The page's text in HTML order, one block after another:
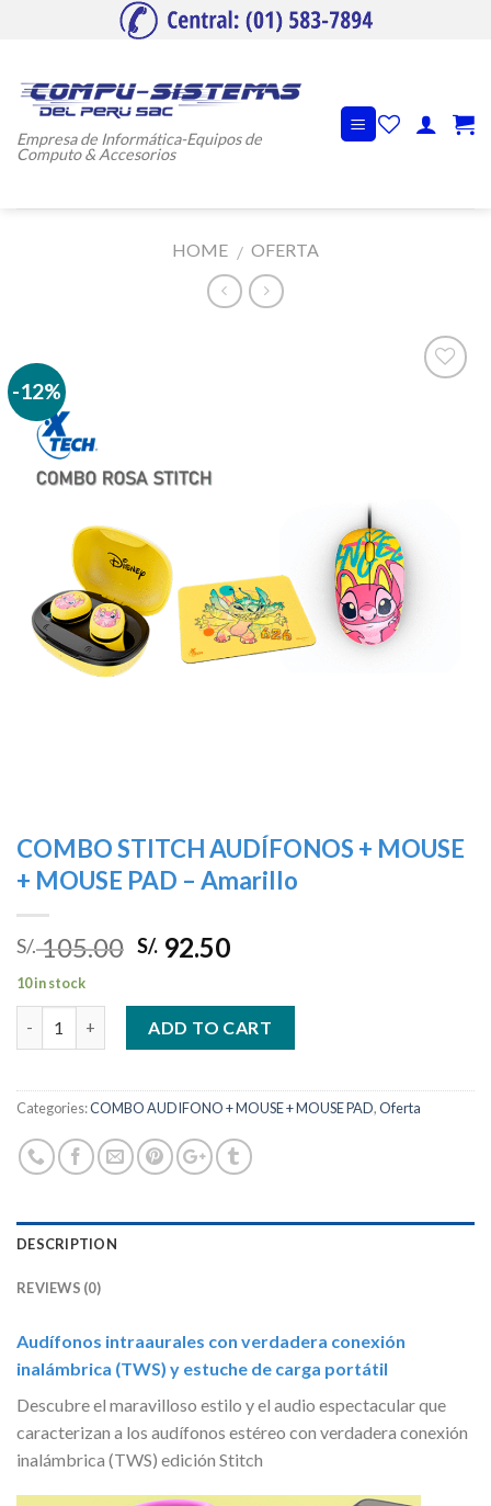
Empresa de Informática-Equipos de
Computo & Accesorios
HOME / OFERTA
-12%
COMBO STITCH AUDÍFONOS + MOUSE
+ MOUSE PAD – Amarillo
S/.105.00 S/. 92.50
10 in stock
ADD TO CART
Categories:COMBO AUDIFONO + MOUSE + MOUSE PAD,Oferta
DESCRIPTION
REVIEWS (0)
Audífonos intraaurales con verdadera conexión
inalámbrica (TWS) y estuche de carga portátil
Descubre el maravilloso estilo y el audio espectacular que
caracterizan a los audífonos estéreo con verdadera conexión
inalámbrica (TWS) edición Stitch